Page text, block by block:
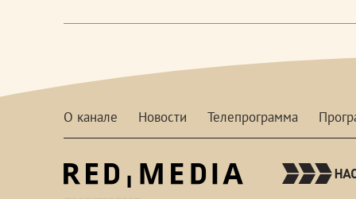
О канале Новости Телепрограмма